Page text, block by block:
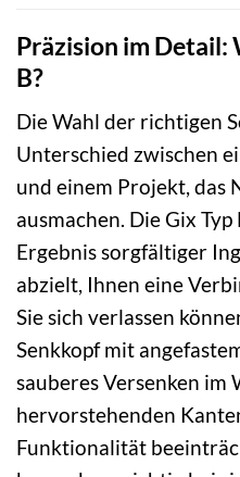
Präzision im Detail:
B?
Die Wahl der richtigen
Unterschied zwischen
und einem Projekt, das
ausmachen. Die Gix
Ergebnis sorgfältiger
abzielt, Ihnen eine
Sie sich verlassen
Senkkopf mit
sauberes Versenken im
hervorstehenden
Funktionalität